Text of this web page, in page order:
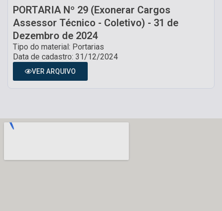
PORTARIA Nº 29 (Exonerar Cargos
Assessor Técnico - Coletivo) - 31 de
Dezembro de 2024
Tipo do material: Portarias
Data de cadastro: 31/12/2024
VER ARQUIVO